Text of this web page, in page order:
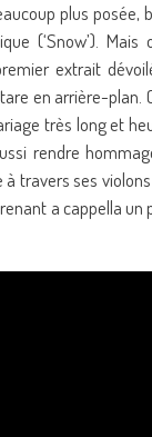
plus posée,
(‘Snow’).
extrait
en arrière-plan.
très long et
rendre
travers ses
a cappella